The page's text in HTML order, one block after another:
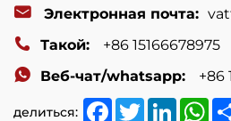
bottle
etc.
Электронная почта:
Такой:
+86 15166678975
Веб-чат/whatsapp:
+86
делиться: FacebookTwitterLinkedIn